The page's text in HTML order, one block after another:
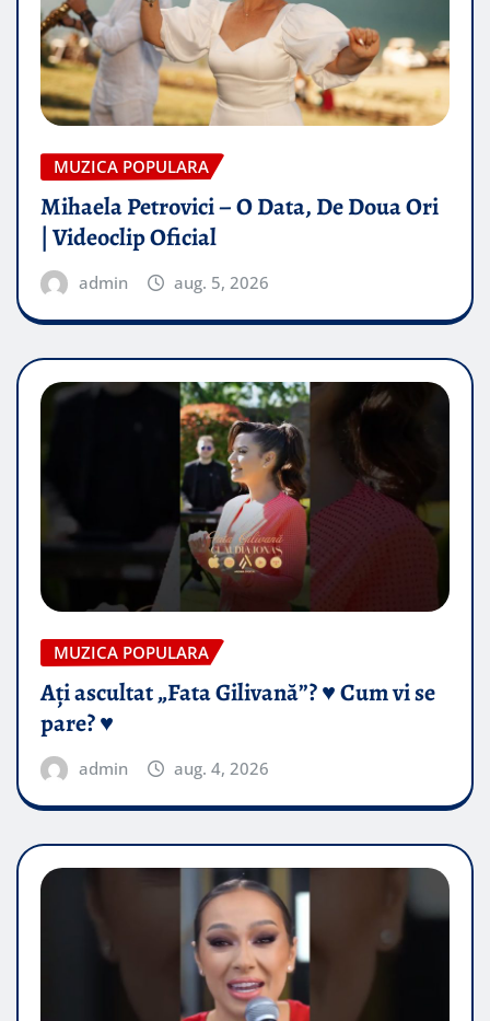
MUZICA POPULARA
Mihaela Petrovici – O Data, De Doua Ori
| Videoclip Oficial
admin aug. 5, 2026
MUZICA POPULARA
Ați ascultat „Fata Gilivană”? ♥️ Cum vi se
pare? ♥️
admin aug. 4, 2026